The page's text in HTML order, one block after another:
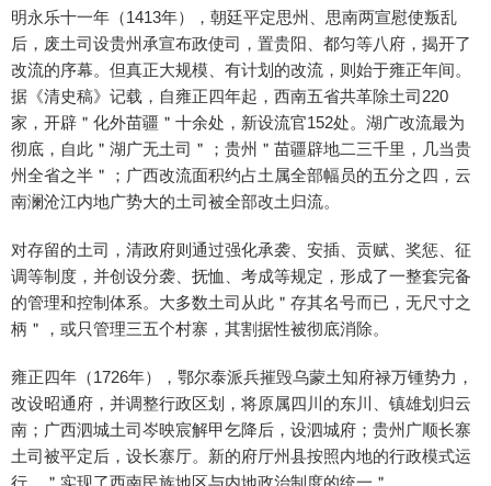
明永乐十一年（1413年），朝廷平定思州、思南两宣慰使叛乱
后，废土司设贵州承宣布政使司，置贵阳、都匀等八府，揭开了
改流的序幕。但真正大规模、有计划的改流，则始于雍正年间。
据《清史稿》记载，自雍正四年起，西南五省共革除土司220
家，开辟＂化外苗疆＂十余处，新设流官152处。湖广改流最为
彻底，自此＂湖广无土司＂；贵州＂苗疆辟地二三千里，几当贵
州全省之半＂；广西改流面积约占土属全部幅员的五分之四，云
南澜沧江内地广势大的土司被全部改土归流。
对存留的土司，清政府则通过强化承袭、安插、贡赋、奖惩、征
调等制度，并创设分袭、抚恤、考成等规定，形成了一整套完备
的管理和控制体系。大多数土司从此＂存其名号而已，无尺寸之
柄＂，或只管理三五个村寨，其割据性被彻底消除。
雍正四年（1726年），鄂尔泰派兵摧毁乌蒙土知府禄万锺势力，
改设昭通府，并调整行政区划，将原属四川的东川、镇雄划归云
南；广西泗城土司岑映宸解甲乞降后，设泗城府；贵州广顺长寨
土司被平定后，设长寨厅。新的府厅州县按照内地的行政模式运
行，＂实现了西南民族地区与内地政治制度的统一＂。